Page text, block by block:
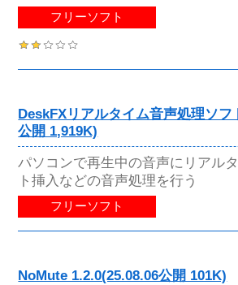
フリーソフト
DeskFXリアルタイム音声処理ソフ
公開 1,919K)
パソコンで再生中の音声にリアル
ト挿入などの音声処理を行う
フリーソフト
NoMute 1.2.0(25.08.06公開 101K)